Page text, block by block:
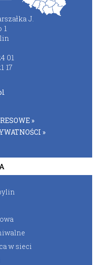
J.
1
01
17
»
»
w sieci